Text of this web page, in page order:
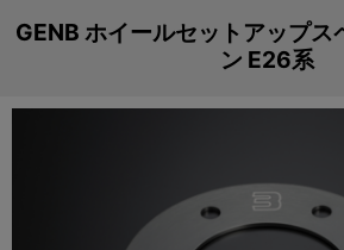
GENB ホイールセットアップス
ン E26系